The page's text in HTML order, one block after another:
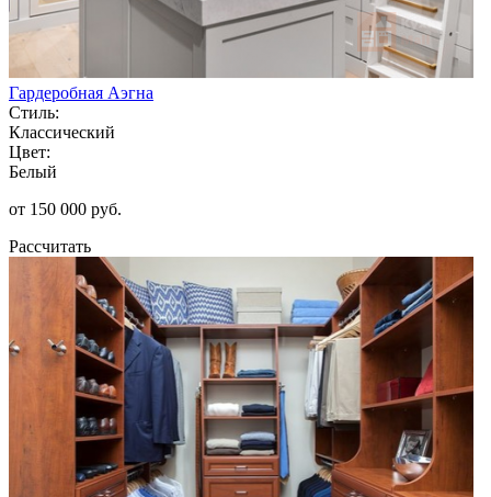
Гардеробная Аэгна
Стиль:
Классический
Цвет:
Белый
от 150 000 руб.
Рассчитать